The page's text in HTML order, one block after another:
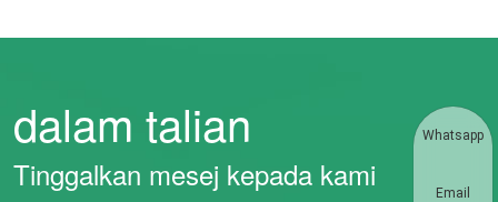
dalam talian
Tinggalkan mesej kepada kami
Whatsapp
Email